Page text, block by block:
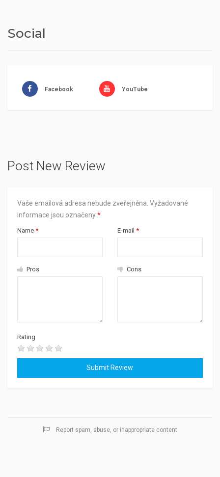
Social
Facebook YouTube
Post New Review
Vaše emailová adresa nebude zveřejněna. Vyžadované
informace jsou označeny*
Name * E-mail *
Pros Cons
Rating
Report spam, abuse, or inappropriate content